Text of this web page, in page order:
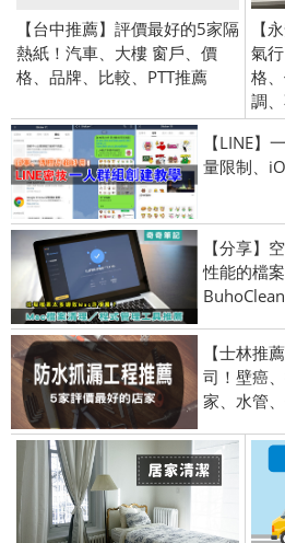
【台中推薦】評價最好的5家隔
熱紙！汽車、大樓 窗戶、價
格、品牌、比較、PTT推薦
【
氣
格
調
【LINE】
量限制、
【分享】
性能的檔
【士林推
司！壁癌
家、水管